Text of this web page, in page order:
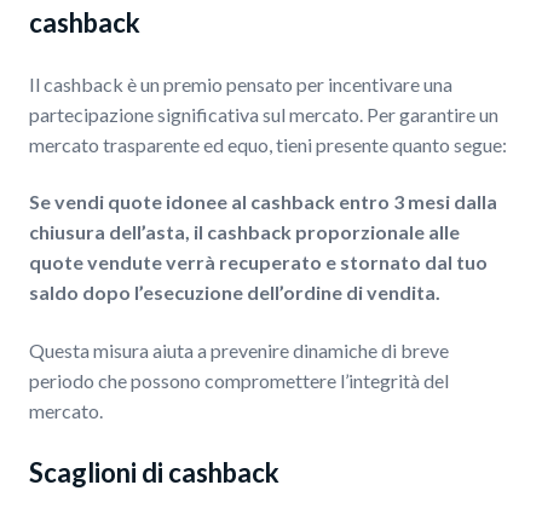
cashback
Il cashback è un premio pensato per incentivare una
partecipazione significativa sul mercato. Per garantire un
mercato trasparente ed equo, tieni presente quanto segue:
Se vendi quote idonee al cashback entro 3 mesi dalla
chiusura dell’asta, il cashback proporzionale alle
quote vendute verrà recuperato e stornato dal tuo
saldo dopo l’esecuzione dell’ordine di vendita.
Questa misura aiuta a prevenire dinamiche di breve
periodo che possono compromettere l’integrità del
mercato.
Scaglioni di cashback